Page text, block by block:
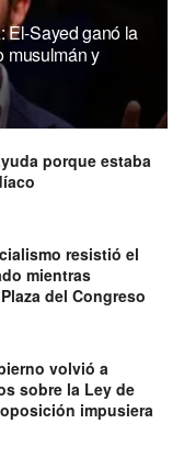
El-Sayed ganó la
musulmán y
porque estaba
resistió el
mientras
del Congreso
volvió a
sobre la Ley de
impusiera